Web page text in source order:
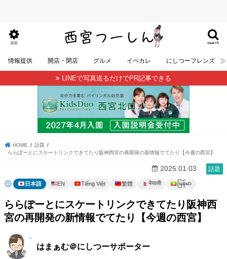
search
設定
情報提供 開店・閉店 グルメ イベカレ にしつーフレンズ
LINEで写真送るだけでPR記事できる
HOME
話題
ららぽーとにスケートリンクできてたり阪神西宮の再開発の新情報でてたり【今週の西宮】
話題
2025.01.03
日本語 EN Tiếng Việt 繁體 नेपाली မြန်မာ
ららぽーとにスケートリンクできてたり阪神西
宮の再開発の新情報でてたり【今週の西宮】
はまぁむ＠にしつーサポーター